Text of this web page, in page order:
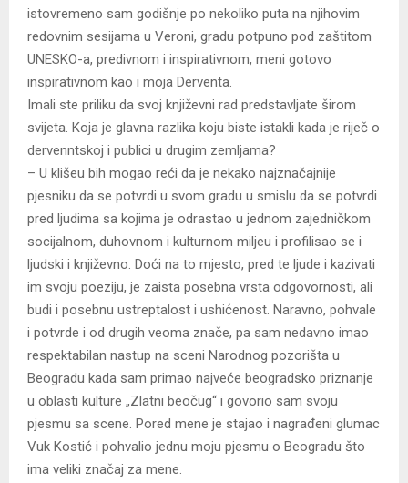
istovremeno sam godišnje po nekoliko puta na njihovim
redovnim sesijama u Veroni, gradu potpuno pod zaštitom
UNESKO-a, predivnom i inspirativnom, meni gotovo
inspirativnom kao i moja Derventa.
Imali ste priliku da svoj književni rad predstavljate širom
svijeta. Koja je glavna razlika koju biste istakli kada je riječ o
dervenntskoj i publici u drugim zemljama?
– U klišeu bih mogao reći da je nekako najznačajnije
pjesniku da se potvrdi u svom gradu u smislu da se potvrdi
pred ljudima sa kojima je odrastao u jednom zajedničkom
socijalnom, duhovnom i kulturnom miljeu i profilisao se i
ljudski i književno. Doći na to mjesto, pred te ljude i kazivati
im svoju poeziju, je zaista posebna vrsta odgovornosti, ali
budi i posebnu ustreptalost i ushićenost. Naravno, pohvale
i potvrde i od drugih veoma znače, pa sam nedavno imao
respektabilan nastup na sceni Narodnog pozorišta u
Beogradu kada sam primao najveće beogradsko priznanje
u oblasti kulture „Zlatni beočug“ i govorio sam svoju
pjesmu sa scene. Pored mene je stajao i nagrađeni glumac
Vuk Kostić i pohvalio jednu moju pjesmu o Beogradu što
ima veliki značaj za mene.